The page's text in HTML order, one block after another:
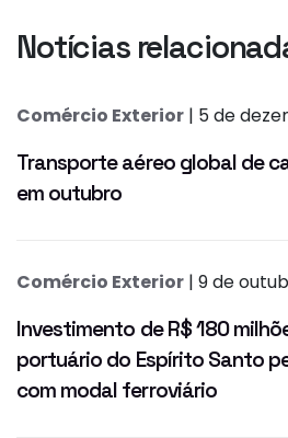
Notícias
Comércio Exterior | 5 de
Transporte aéreo global de
em outubro
Comércio Exterior | 9 de
Investimento de R$ 180
portuário do Espírito Santo
com modal ferroviário